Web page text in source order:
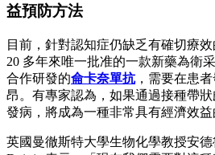
益預防方法
目前，針對認知症仍缺乏有確切療
20 多年來唯一批准的一款新藥為衛
合作研發的侖卡奈單抗，需要在患
昂。有專家認為，如果通過接種帶
發病，將成為一種非常具有經濟效益
英國曼徹斯特大學生物化學教授安德